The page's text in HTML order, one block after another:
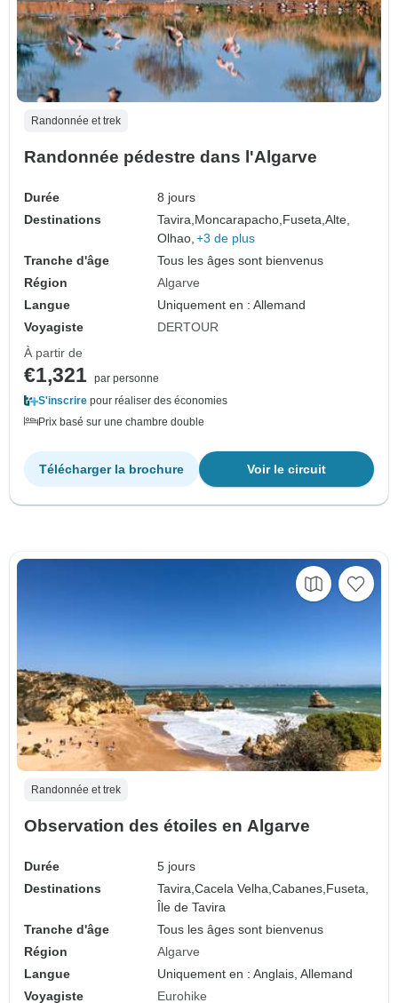
Randonnée et trek
Randonnée pédestre dans l'Algarve
Durée
8 jours
Destinations
Tavira, Moncarapacho, Fuseta,Alte,
Olhao, +3 de plus
Tranche d'âge
Tous les âges sont bienvenus
Région
Algarve
Langue
Uniquement en : Allemand
Voyagiste
DERTOUR
À partir de
€1,321 par personne
S'inscrire pour réaliser des économies
Prix basé sur une chambre double
Voir le circuit
Télécharger la brochure
Randonnée et trek
Observation des étoiles en Algarve
Durée
5 jours
Destinations
Tavira,Cacela Velha,Cabanes, Fuseta,
Île de Tavira
Tranche d'âge
Tous les âges sont bienvenus
Région
Algarve
Langue
Uniquement en : Anglais, Allemand
Voyagiste
Eurohike